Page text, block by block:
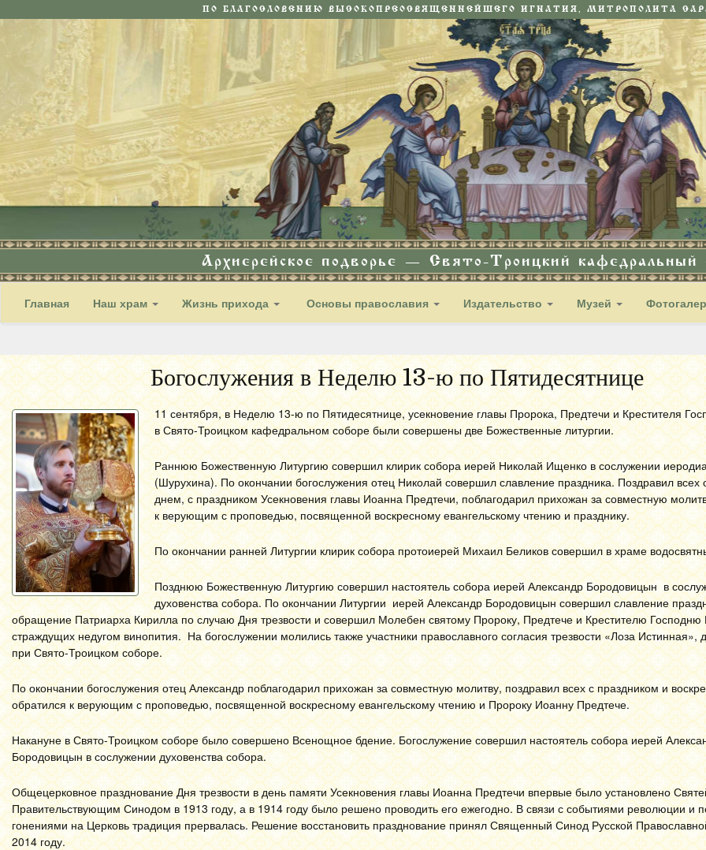
ПО БЛАГОСЛОВЕНИЮ ВЫСОКОПРЕОСВЯЩЕННЕЙШЕГО ИГНАТИЯ, МИТРОПОЛИТА
Архиерейское подворье — Свято-Троицкий кафедральный
Главная Наш храм Жизнь прихода Основы православия Издательство Музей
Богослужения в Неделю 13-ю по Пятидесятнице
11 сентября, в Неделю 13-ю по Пятидесятнице, усекновение главы Пророка, Предтечи и Крестителя
в Свято-Троицком кафедральном соборе были совершены две Божественные литургии.
Раннюю Божественную Литургию совершил клирик собора иерей Николай Ищенко в сослужении
(Шурухина). По окончании богослужения отец Николай совершил славление праздника. Поздравил всех
днем, с праздником Усекновения главы Иоанна Предтечи, поблагодарил прихожан за совместную
к верующим с проповедью, посвященной воскресному евангельскому чтению и празднику.
По окончании ранней Литургии клирик собора протоиерей Михаил Беликов совершил в храме
Позднюю Божественную Литургию совершил настоятель собора иерей Александр Бородовицын в
духовенства собора. По окончании Литургии иерей Александр Бородовицын совершил славление
обращение Патриарха Кирилла по случаю Дня трезвости и совершил Молебен святому Пророку, Предтече и Крестителю Господню
страждущих недугом винопития. На богослужении молились также участники православного согласия трезвости «Лоза Истинная»,
при Свято-Троицком соборе.
По окончании богослужения отец Александр поблагодарил прихожан за совместную молитву, поздравил всех с праздником и
обратился к верующим с проповедью, посвященной воскресному евангельскому чтению и Пророку Иоанну Предтече.
Накануне в Свято-Троицком соборе было совершено Всенощное бдение. Богослужение совершил настоятель собора иерей
Бородовицын в сослужении духовенства собора.
Общецерковное празднование Дня трезвости в день памяти Усекновения главы Иоанна Предтечи впервые было установлено
Правительствующим Синодом в 1913 году, а в 1914 году было решено проводить его ежегодно. В связи с событиями революции и
гонениями на Церковь традиция прервалась. Решение восстановить празднование принял Священный Синод Русской
2014 году.